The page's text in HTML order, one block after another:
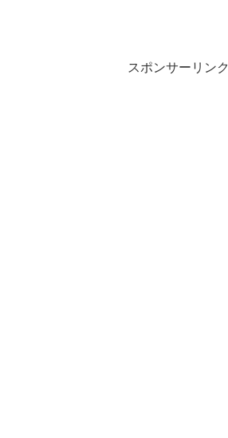
スポンサーリンク